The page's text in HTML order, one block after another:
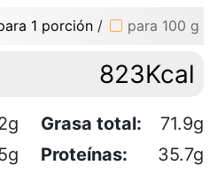
1 porción / para 100 g
823Kcal
Grasa total:
71.9g
Proteínas:
35.7g